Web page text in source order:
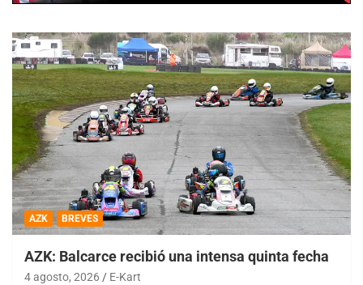
AZK BREVES
AZK: Balcarce recibió una intensa quinta fecha
4 agosto, 2026 E-Kart